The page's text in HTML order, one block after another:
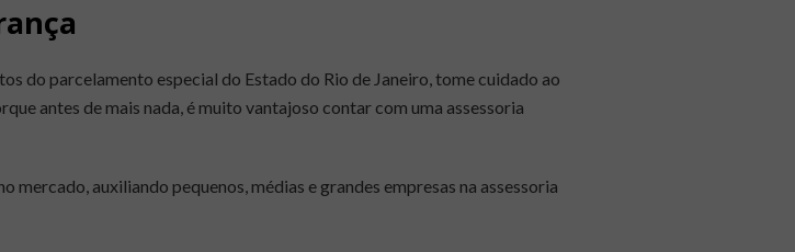
do parcelamento especial do Estado do Rio de Janeiro, tome cuidado ao
antes de mais nada, é muito vantajoso contar com uma assessoria
mercado, auxiliando pequenos, médias e grandes empresas na assessoria